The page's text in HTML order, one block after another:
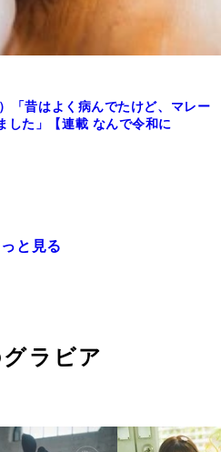
「昔はよく病んでたけど、マレー
した」【連載 なんで令和に
と見る
ラビア